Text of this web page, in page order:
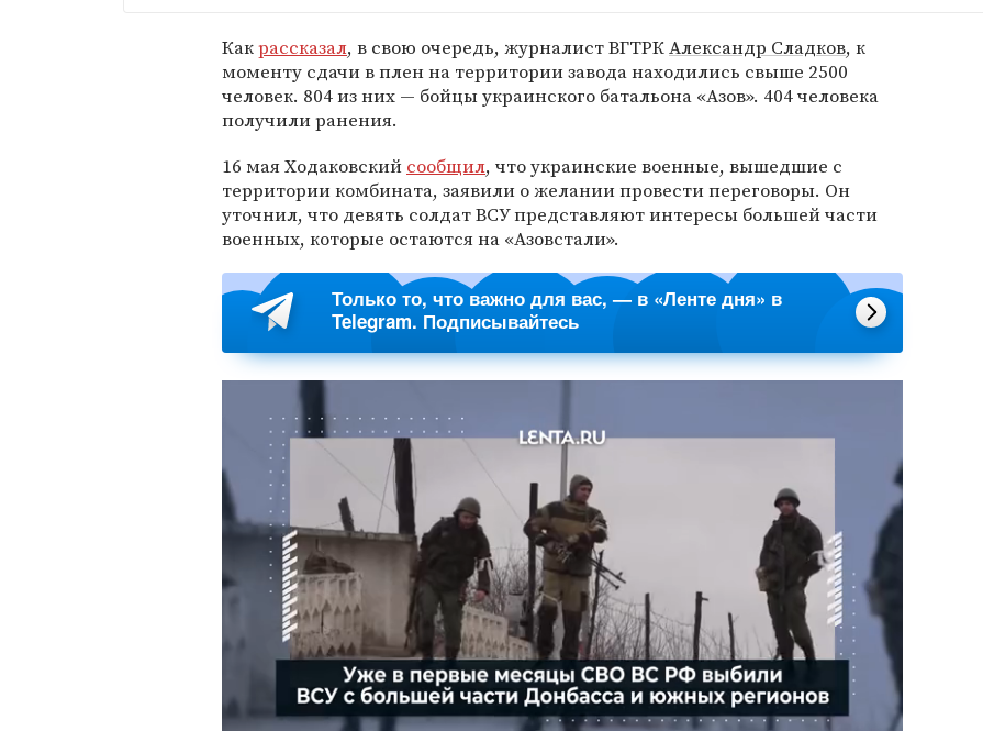
Какрассказал, в свою очередь, журналист ВГТРКАлександр Сладков, к
моменту сдачи в плен на территории завода находились свыше 2500
человек. 804 из них — бойцы украинского батальона «Азов». 404 человека
получили ранения.
16 мая Ходаковский сообщил, что украинские военные, вышедшие с
территории комбината, заявили о желании провести переговоры. Он
уточнил, что девять солдат ВСУ представляют интересы большей части
военных, которые остаются на «Азовстали».
Только то, что важно для вас, — в «Ленте дня» в
Telegram. Подписывайтесь